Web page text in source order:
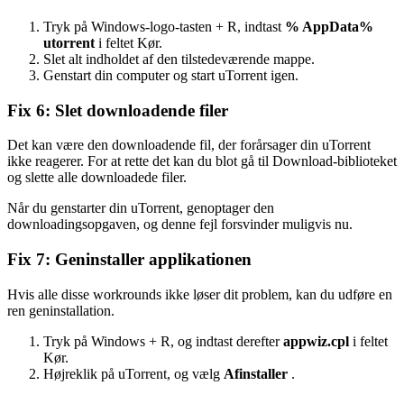
Tryk på Windows-logo-tasten + R, indtast % AppData%
utorrent i feltet Kør.
Slet alt indholdet af den tilstedeværende mappe.
Genstart din computer og start uTorrent igen.
Fix 6: Slet downloadende filer
Det kan være den downloadende fil, der forårsager din uTorrent
ikke reagerer. For at rette det kan du blot gå til Download-biblioteket
og slette alle downloadede filer.
Når du genstarter din uTorrent, genoptager den
downloadingsopgaven, og denne fejl forsvinder muligvis nu.
Fix 7: Geninstaller applikationen
Hvis alle disse workrounds ikke løser dit problem, kan du udføre en
ren geninstallation.
Tryk på Windows + R, og indtast derefterappwiz.cpl i feltet
Kør.
Højreklik på uTorrent, og vælg Afinstaller .